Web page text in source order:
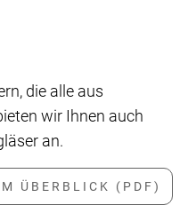
die alle aus
wir Ihnen auch
an.